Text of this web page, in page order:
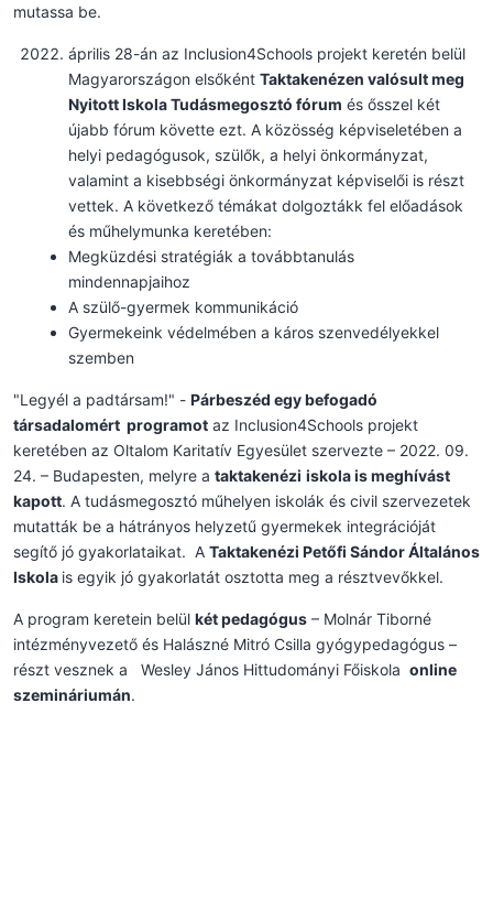
mutassa be.
április 28-án az Inclusion4Schools projekt keretén belül
Magyarországon elsőként Taktakenézen valósult meg
Nyitott Iskola Tudásmegosztó fórum és ősszel két
újabb fórum követte ezt. A közösség képviseletében a
helyi pedagógusok, szülők, a helyi önkormányzat,
valamint a kisebbségi önkormányzat képviselői is részt
vettek. A következő témákat dolgoztákk fel előadások
és műhelymunka keretében:
Megküzdési stratégiák a továbbtanulás
mindennapjaihoz
A szülő-gyermek kommunikáció
Gyermekeink védelmében a káros szenvedélyekkel
szemben
"Legyél a padtársam!" - Párbeszéd egy befogadó
társadalomért programot az Inclusion4Schools projekt
keretében az Oltalom Karitatív Egyesület szervezte – 2022. 09.
24. – Budapesten, melyre a taktakenézi iskola is meghívást
kapott. A tudásmegosztó műhelyen iskolák és civil szervezetek
mutatták be a hátrányos helyzetű gyermekek integrációját
segítő jó gyakorlataikat. A Taktakenézi Petőfi Sándor Általános
Iskola is egyik jó gyakorlatát osztotta meg a résztvevőkkel.
A program keretein belül két pedagógus – Molnár Tiborné
intézményvezető és Halászné Mitró Csilla gyógypedagógus –
részt vesznek a Wesley János Hittudományi Főiskola online
szemináriumán.